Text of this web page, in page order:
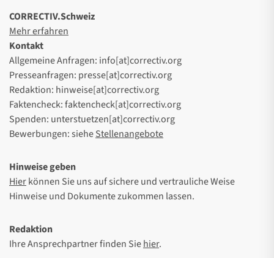
CORRECTIV.Schweiz
Mehr erfahren
Kontakt
Allgemeine Anfragen: info[at]correctiv.org
Presseanfragen: presse[at]correctiv.org
Redaktion: hinweise[at]correctiv.org
Faktencheck: faktencheck[at]correctiv.org
Spenden: unterstuetzen[at]correctiv.org
Bewerbungen: sieheStellenangebote
Hinweise geben
Hierkönnen Sie uns auf sichere und vertrauliche Weise
Hinweise und Dokumente zukommen lassen.
Redaktion
Ihre Ansprechpartner finden Siehier.